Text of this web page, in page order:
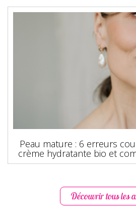
Peau mature : 6 erreurs
crème hydratante bio et
Découvrir tous les